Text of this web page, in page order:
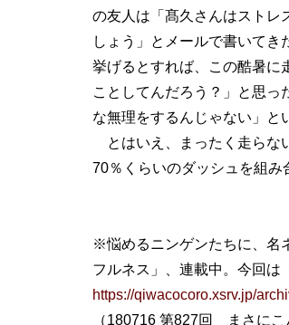
の友人は「髙久さんはストレ
しょう」とメールで書いて
挙げるとすれば、この酷暑に
ことしてんだろう？」と思っ
な無理をするんじゃない」と
とはいえ、まったく走らな
70％くらいのダッシュを組み
※悩めるニンゲンたちに、名
フルネス」、連載中。今回は
https://qiwacocoro.xsrv.jp/
（180716 第827回 まさにこ